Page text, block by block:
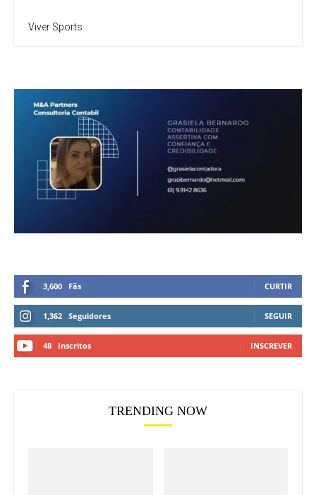
Viver Sports
3,600 Fãs CURTIR
1,362 Seguidores SEGUIR
48 Inscritos INSCREVER
TRENDING NOW